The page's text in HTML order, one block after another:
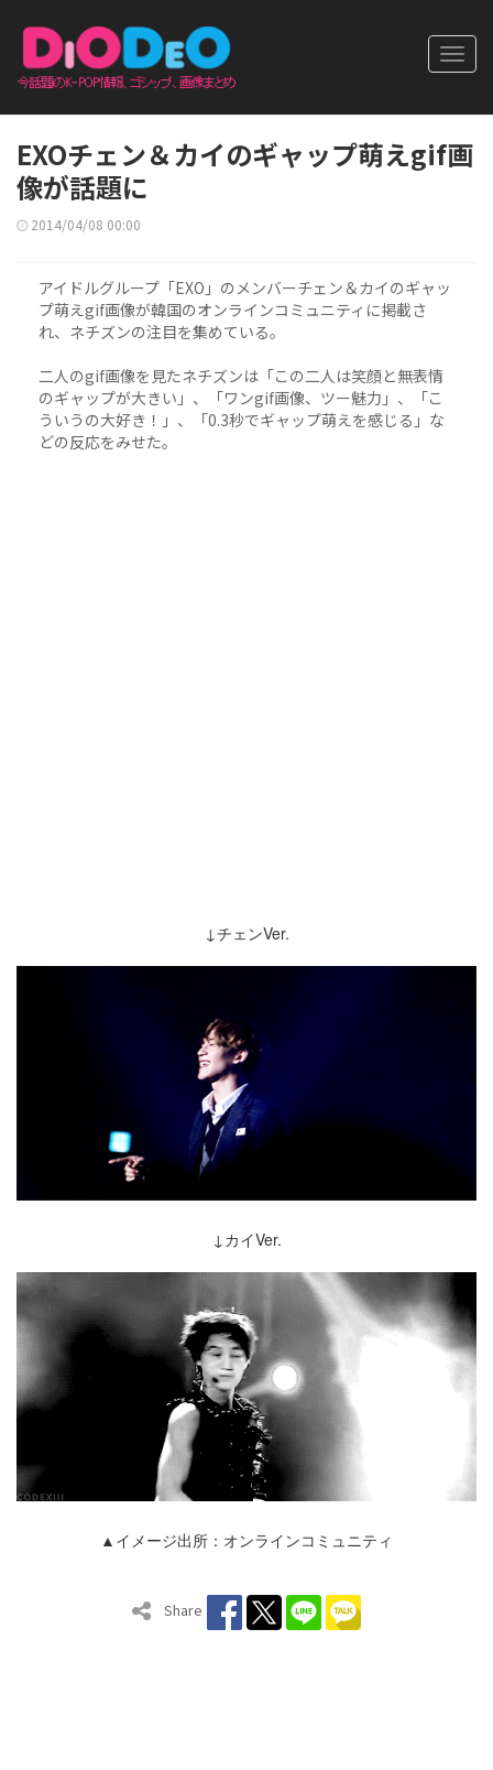
EXOチェン＆カイのギャップ萌えgif画
像が話題に
2014/04/08 00:00
アイドルグループ「EXO」のメンバーチェン＆カイのギャッ
プ萌えgif画像が韓国のオンラインコミュニティに掲載さ
れ、ネチズンの注目を集めている。
二人のgif画像を見たネチズンは「この二人は笑顔と無表情
のギャップが大きい」、「ワンgif画像、ツー魅力」、「こ
ういうの大好き！」、「0.3秒でギャップ萌えを感じる」な
どの反応をみせた。
↓チェンVer.
↓カイVer.
▲イメージ出所：オンラインコミュニティ
Share